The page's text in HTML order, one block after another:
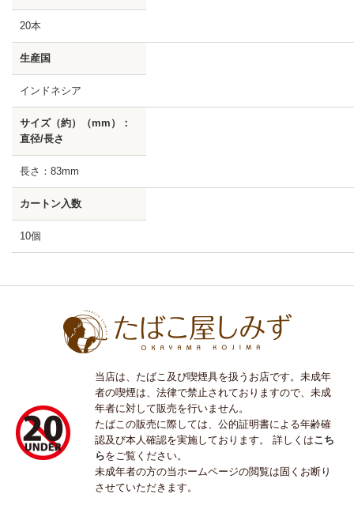
20本
生産国
インドネシア
サイズ（約）（mm）：
直径/長さ
長さ：83mm
カートン入数
10個
当店は、たばこ及び喫煙具を扱うお店です。未成年
者の喫煙は、法律で禁止されておりますので、未成
年者に対して販売を行いません。
たばこの販売に際しては、公的証明書による年齢確
認及び本人確認を実施しております。 詳しくはこち
らをご覧ください。
未成年者の方の当ホームページの閲覧は固くお断り
させていただきます。